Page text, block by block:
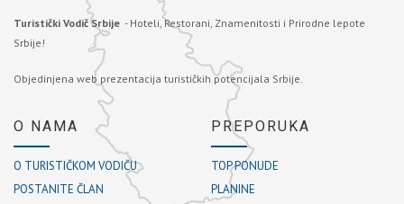
Turistički Vodič Srbije - Hoteli, Restorani, Znamenitosti i Prirodne lepote
Srbije!
Objedinjena web prezentacija turističkih potencijala Srbije.
O NAMA
O TURISTIČKOM VODIČU
POSTANITE ČLAN
PREPORUKA
TOP PONUDE
PLANINE